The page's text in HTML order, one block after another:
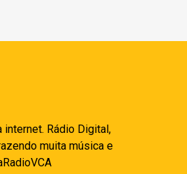
Rádio Digital,
muita música e